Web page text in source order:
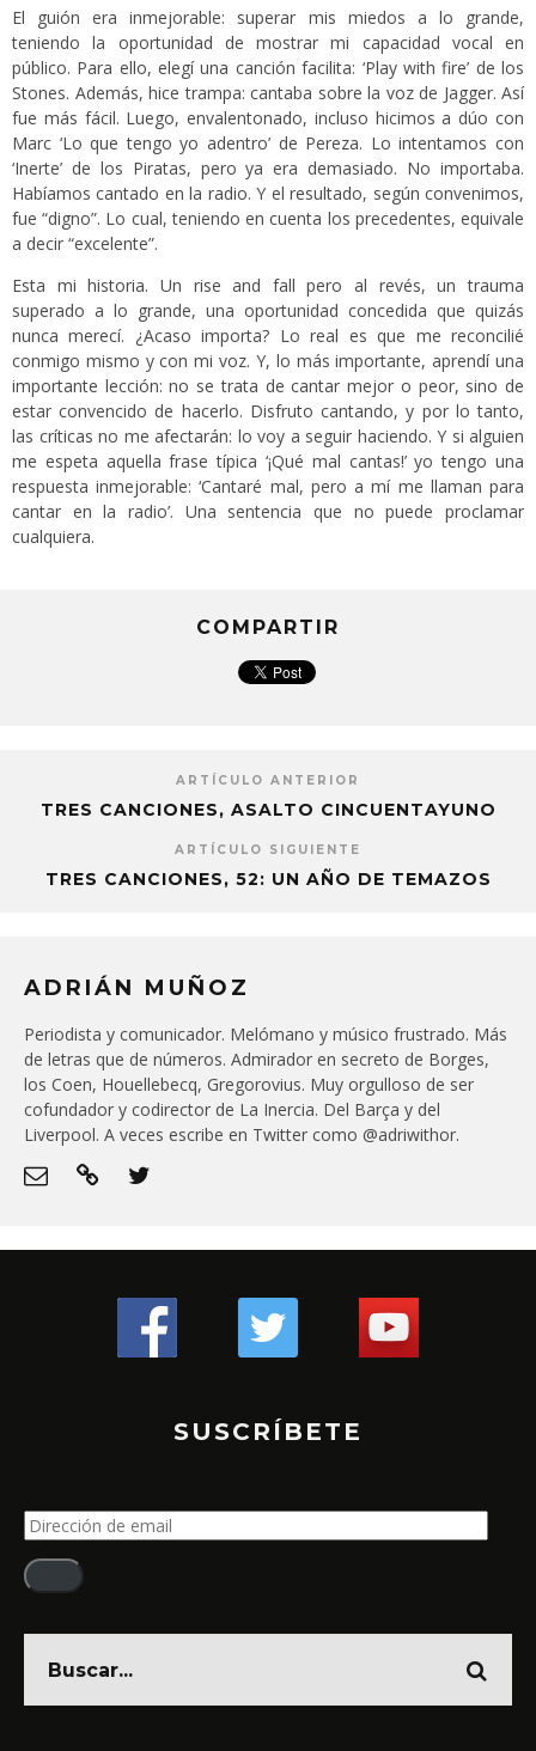
El guión era inmejorable: superar mis miedos a lo grande,
teniendo la oportunidad de mostrar mi capacidad vocal en
público. Para ello, elegí una canción facilita: ‘Play with fire’ de los
Stones. Además, hice trampa: cantaba sobre la voz de Jagger. Así
fue más fácil. Luego, envalentonado, incluso hicimos a dúo con
Marc ‘Lo que tengo yo adentro’ de Pereza. Lo intentamos con
‘Inerte’ de los Piratas, pero ya era demasiado. No importaba.
Habíamos cantado en la radio. Y el resultado, según convenimos,
fue “digno”. Lo cual, teniendo en cuenta los precedentes, equivale
a decir “excelente”.
Esta mi historia. Un rise and fall pero al revés, un trauma
superado a lo grande, una oportunidad concedida que quizás
nunca merecí. ¿Acaso importa? Lo real es que me reconcilié
conmigo mismo y con mi voz. Y, lo más importante, aprendí una
importante lección: no se trata de cantar mejor o peor, sino de
estar convencido de hacerlo. Disfruto cantando, y por lo tanto,
las críticas no me afectarán: lo voy a seguir haciendo. Y si alguien
me espeta aquella frase típica ‘¡Qué mal cantas!’ yo tengo una
respuesta inmejorable: ‘Cantaré mal, pero a mí me llaman para
cantar en la radio’. Una sentencia que no puede proclamar
cualquiera.
COMPARTIR
ARTÍCULO ANTERIOR
TRES CANCIONES, ASALTO CINCUENTAYUNO
ARTÍCULO SIGUIENTE
TRES CANCIONES, 52: UN AÑO DE TEMAZOS
ADRIÁN MUÑOZ
Periodista y comunicador. Melómano y músico frustrado. Más
de letras que de números. Admirador en secreto de Borges,
los Coen, Houellebecq, Gregorovius. Muy orgulloso de ser
cofundador y codirector de La Inercia. Del Barça y del
Liverpool. A veces escribe en Twitter como @adriwithor.
SUSCRÍBETE
Dirección
de
email